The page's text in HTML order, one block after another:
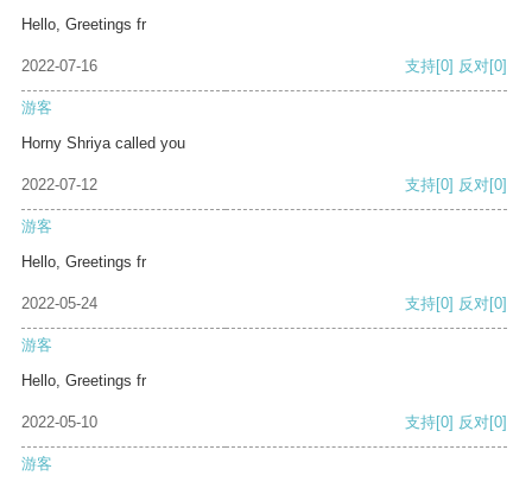
Hello, Greetings fr
2022-07-16 支持[0] 反对[0]
游客
Horny Shriya called you
2022-07-12 支持[0] 反对[0]
游客
Hello, Greetings fr
2022-05-24 支持[0] 反对[0]
游客
Hello, Greetings fr
2022-05-10 支持[0] 反对[0]
游客